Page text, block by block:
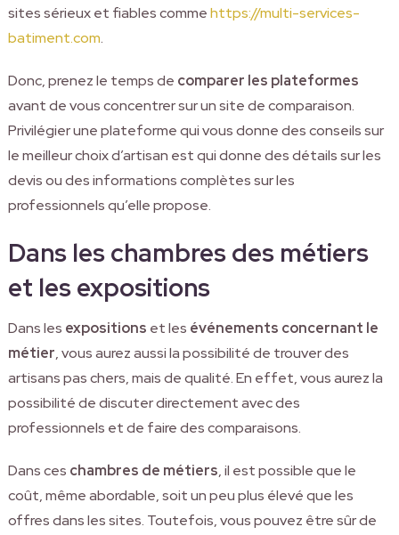
sites sérieux et fiables commehttps://multi-services-
batiment.com.
Donc, prenez le temps de comparer les plateformes
avant de vous concentrer sur un site de comparaison.
Privilégier une plateforme qui vous donne des conseils sur
le meilleur choix d’artisan est qui donne des détails sur les
devis ou des informations complètes sur les
professionnels qu’elle propose.
Dans les chambres des métiers
et les expositions
Dans les expositions et les événements concernant le
métier, vous aurez aussi la possibilité de trouver des
artisans pas chers, mais de qualité. En effet, vous aurez la
possibilité de discuter directement avec des
professionnels et de faire des comparaisons.
Dans ces chambres de métiers, il est possible que le
coût, même abordable, soit un peu plus élevé que les
offres dans les sites. Toutefois, vous pouvez être sûr de